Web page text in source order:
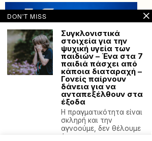
by Hostville”)
DON'T MISS
Συγκλονιστικά
στοιχεία για την
ψυχική υγεία των
παιδιών – Ένα στα 7
παιδιά πάσχει από
κάποια διαταραχή –
Γονείς παίρνουν
δάνεια για να
ανταπεξέλθουν στα
έξοδα
Η πραγματικότητα είναι
σκληρή και την
αγνοούμε, δεν θέλουμε
ή